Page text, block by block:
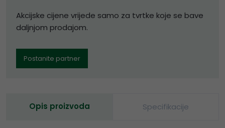
Akcijske cijene vrijede samo za tvrtke koje se bave
daljnjom prodajom.
Postanite partner
Opis proizvoda Specifikacije